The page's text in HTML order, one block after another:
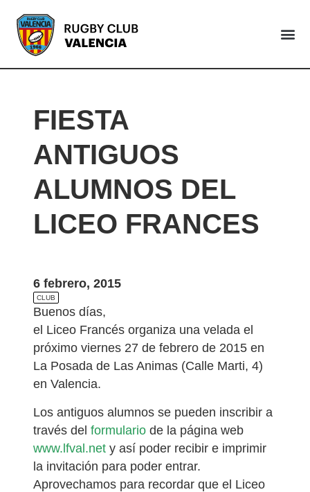
FIESTA
ANTIGUOS
ALUMNOS DEL
LICEO FRANCES
6 febrero, 2015
CLUB
Buenos días,
el Liceo Francés organiza una velada el
próximo viernes 27 de febrero de 2015 en
La Posada de Las Animas (Calle Marti, 4)
en Valencia.
Los antiguos alumnos se pueden inscribir a
través del formulario de la página web
www.lfval.net y así poder recibir e imprimir
la invitación para poder entrar.
Aprovechamos para recordar que el Liceo